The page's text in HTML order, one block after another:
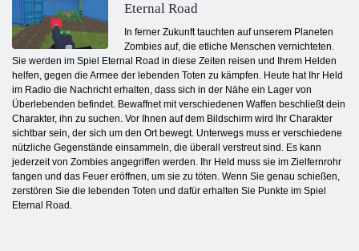
Eternal Road
In ferner Zukunft tauchten auf unserem Planeten
Zombies auf, die etliche Menschen vernichteten.
Sie werden im Spiel Eternal Road in diese Zeiten reisen und Ihrem Helden
helfen, gegen die Armee der lebenden Toten zu kämpfen. Heute hat Ihr Held
im Radio die Nachricht erhalten, dass sich in der Nähe ein Lager von
Überlebenden befindet. Bewaffnet mit verschiedenen Waffen beschließt dein
Charakter, ihn zu suchen. Vor Ihnen auf dem Bildschirm wird Ihr Charakter
sichtbar sein, der sich um den Ort bewegt. Unterwegs muss er verschiedene
nützliche Gegenstände einsammeln, die überall verstreut sind. Es kann
jederzeit von Zombies angegriffen werden. Ihr Held muss sie im Zielfernrohr
fangen und das Feuer eröffnen, um sie zu töten. Wenn Sie genau schießen,
zerstören Sie die lebenden Toten und dafür erhalten Sie Punkte im Spiel
Eternal Road.